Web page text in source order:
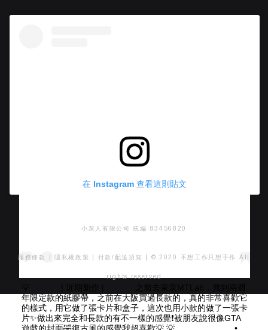
在 Instagram 查看這則貼文
年限定款的紙膠帶，之前在大阪買過長款的，真的非常喜歡它
的樣式，用它做了張卡片和盒子，這次也用小款的做了一張卡
片✨做出來完全和長款的有不一樣的感覺❗️被朋友說很像GTA
小灰人有限公司 統編:83456820
服務條款 隱私權政策 付款/配送須知 | © 2020 不想工作只想手作 All
rights reserved